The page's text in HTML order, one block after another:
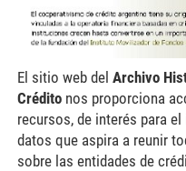
El sitio web del Archivo
Créditonos proporciona
recursos, de interés para
datos que aspira a reunir
sobre las entidades de